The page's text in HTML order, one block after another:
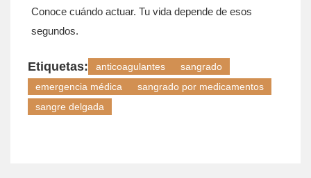
Conoce cuándo actuar. Tu vida depende de esos
segundos.
Etiquetas: anticoagulantes
sangrado
emergencia médica
sangrado por medicamentos
sangre delgada